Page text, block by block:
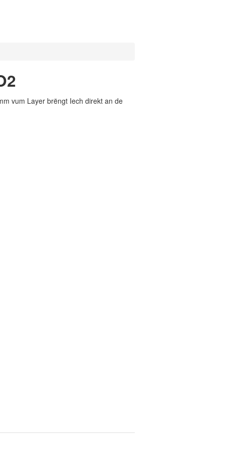
vum Layer brëngt Iech direkt an de